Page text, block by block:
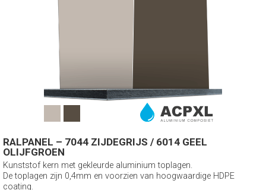
RALPANEL – 7044 ZIJDEGRIJS / 6014 GEEL
OLIJFGROEN
Kunststof kern met gekleurde aluminium toplagen.
De toplagen zijn 0,4mm en voorzien van hoogwaardige HDPE
coating.